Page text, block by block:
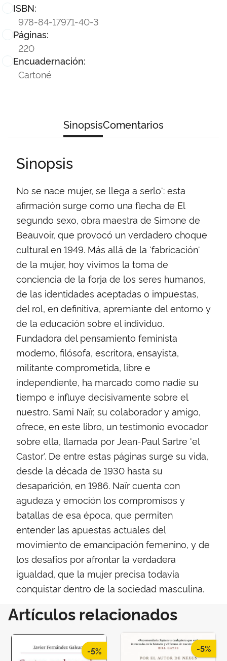
ISBN:
978-84-17971-40-3
Páginas:
220
Encuadernación:
Cartoné
SinopsisComentarios
Sinopsis
No se nace mujer, se llega a serlo': esta
afirmación surge como una flecha de El
segundo sexo, obra maestra de Simone de
Beauvoir, que provocó un verdadero choque
cultural en 1949. Más allá de la 'fabricación'
de la mujer, hoy vivimos la toma de
conciencia de la forja de los seres humanos,
de las identidades aceptadas o impuestas,
del rol, en definitiva, apremiante del entorno y
de la educación sobre el individuo.
Fundadora del pensamiento feminista
moderno, filósofa, escritora, ensayista,
militante comprometida, libre e
independiente, ha marcado como nadie su
tiempo e influye decisivamente sobre el
nuestro. Sami Naïr, su colaborador y amigo,
ofrece, en este libro, un testimonio evocador
sobre ella, llamada por Jean-Paul Sartre 'el
Castor'. De entre estas páginas surge su vida,
desde la década de 1930 hasta su
desaparición, en 1986. Naïr cuenta con
agudeza y emoción los compromisos y
batallas de esa época, que permiten
entender las apuestas actuales del
movimiento de emancipación femenino, y de
los desafíos por afrontar la verdadera
igualdad, que la mujer precisa todavía
conquistar dentro de la sociedad masculina.
Artículos relacionados
-5% -5%